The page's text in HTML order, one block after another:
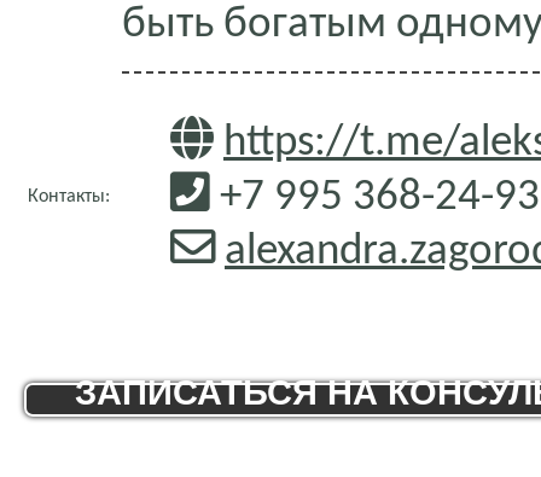
быть богатым
Контакты:
https://t.me/
+7 995 368-24-93
ЗАПИСАТЬСЯ НА